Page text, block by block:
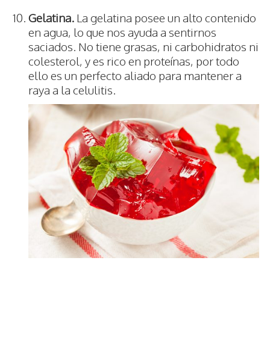
Gelatina.La gelatina posee un alto contenido
en agua, lo que nos ayuda a sentirnos
saciados. No tiene grasas, ni carbohidratos ni
colesterol, y es rico en proteínas, por todo
ello es un perfecto aliado para mantener a
raya a la celulitis.